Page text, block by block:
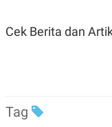
A
N
C
I
M
Cek Berita dan
Tag